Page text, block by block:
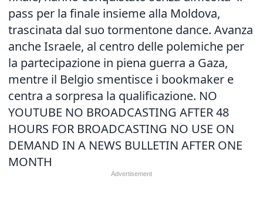
pass per la finale insieme alla Moldova,
trascinata dal suo tormentone dance. Avanza
anche Israele, al centro delle polemiche per
la partecipazione in piena guerra a Gaza,
mentre il Belgio smentisce i bookmaker e
centra a sorpresa la qualificazione. NO
YOUTUBE NO BROADCASTING AFTER 48
HOURS FOR BROADCASTING NO USE ON
DEMAND IN A NEWS BULLETIN AFTER ONE
MONTH